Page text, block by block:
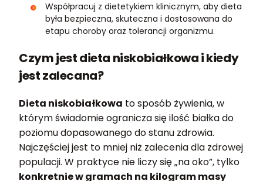
Współpracuj z dietetykiem klinicznym, aby dieta
była bezpieczna, skuteczna i dostosowana do
etapu choroby oraz tolerancji organizmu.
Czym jest dieta niskobiałkowa i kiedy
jest zalecana?
Dieta niskobiałkowa to sposób żywienia, w
którym świadomie ogranicza się ilość białka do
poziomu dopasowanego do stanu zdrowia.
Najczęściej jest to mniej niż zalecenia dla zdrowej
populacji. W praktyce nie liczy się „na oko”, tylko
konkretnie w gramach na kilogram masy